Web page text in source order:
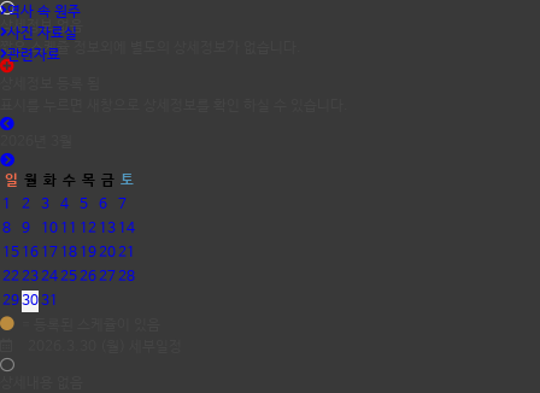
역사 속 원주
사진 자료실
관련자료
상세정보 없음
짧은 스케쥴 정보외에 별도의 상세정보가 없습니다.
일 월 화 수 목 금 토
1
2 3 4 5 6
7
8
9 10 11 12 13 14
15 16 17 18 192021
222324252627 28
293031